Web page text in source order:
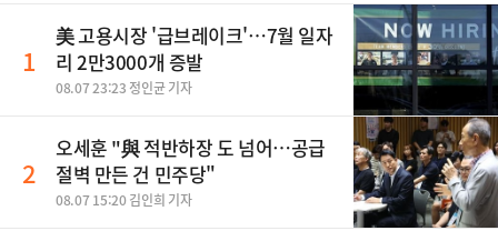
1
美 고용시장 '급브레이크'…7월 일자
리 2만3000개 증발
08.07 23:23 정인균 기자
2
오세훈 "與 적반하장 도 넘어…공급
절벽 만든 건 민주당"
08.07 15:20 김인희 기자